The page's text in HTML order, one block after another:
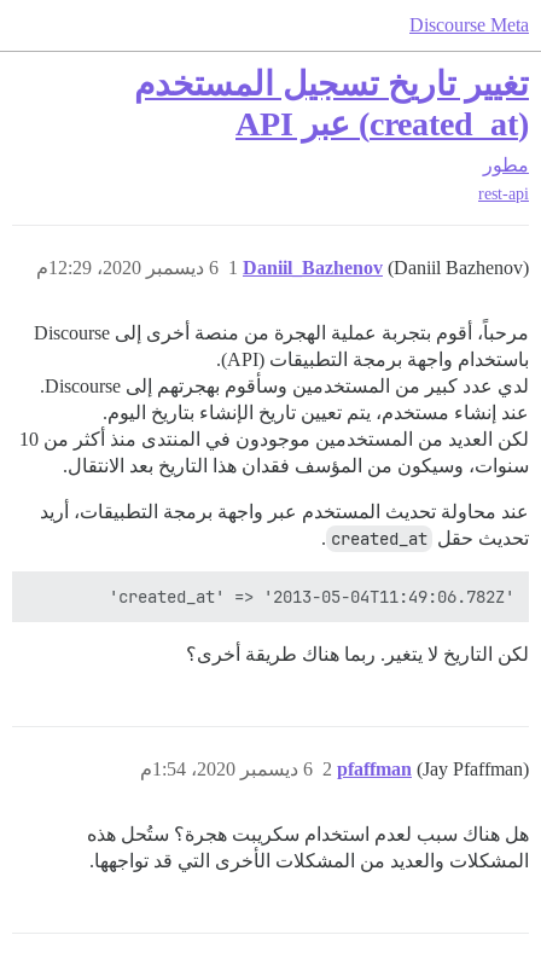
Discourse Meta
تغيير تاريخ تسجيل المستخدم
(created_at) عبر API
مطور
rest-api
Daniil_Bazhenov (Daniil Bazhenov) 6 ديسمبر 2020، 12:29م 1
مرحباً، أقوم بتجربة عملية الهجرة من منصة أخرى إلى Discourse
باستخدام واجهة برمجة التطبيقات (API).
لدي عدد كبير من المستخدمين وسأقوم بهجرتهم إلى Discourse.
عند إنشاء مستخدم، يتم تعيين تاريخ الإنشاء بتاريخ اليوم.
لكن العديد من المستخدمين موجودون في المنتدى منذ أكثر من 10
سنوات، وسيكون من المؤسف فقدان هذا التاريخ بعد الانتقال.
عند محاولة تحديث المستخدم عبر واجهة برمجة التطبيقات، أريد
تحديث حقل created_at
.
'created_at' => '2013-05-04T11:49:06.782Z'
لكن التاريخ لا يتغير. ربما هناك طريقة أخرى؟
pfaffman (Jay Pfaffman) 6 ديسمبر 2020، 1:54م 2
هل هناك سبب لعدم استخدام سكريبت هجرة؟ ستُحل هذه
المشكلات والعديد من المشكلات الأخرى التي قد تواجهها.